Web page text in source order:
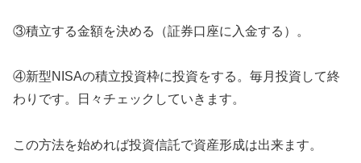
③積立する金額を決める（証券口座に入金する）。
④新型NISAの積立投資枠に投資をする。毎月投資して終
わりです。日々チェックしていきます。
この方法を始めれば投資信託で資産形成は出来ます。